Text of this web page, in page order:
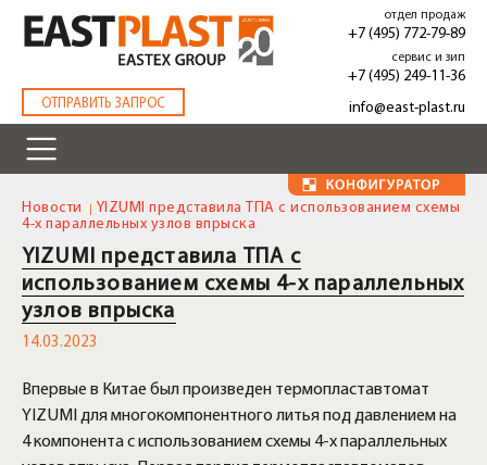
основному
содержанию
ОТПРАВИТЬ ЗАПРОС
отдел продаж
+7 (495) 772-79-89
сервис и зип
+7 (495) 249-11-36
info@east-plast.ru
Новости
YIZUMI представила ТПА с использованием схемы
4-х параллельных узлов впрыска
YIZUMI представила ТПА с
использованием схемы 4-х параллельных
узлов впрыска
14.03.2023
Впервые в Китае был произведен термопластавтомат
YIZUMI для многокомпонентного литья под давлением на
4 компонента с использованием схемы 4-х параллельных